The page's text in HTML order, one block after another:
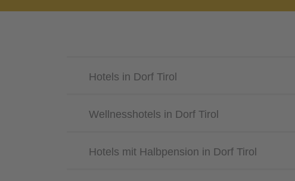
Hotels in Dorf Tirol
Wellnesshotels in Dorf Tirol
Hotels mit Halbpension in Dorf Tirol